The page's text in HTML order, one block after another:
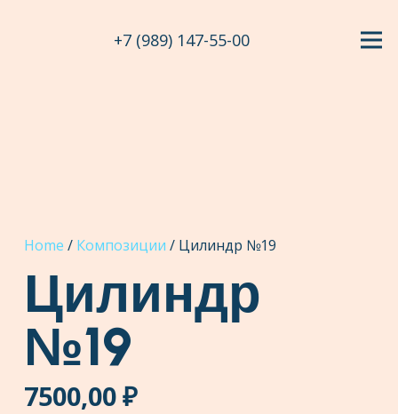
+7 (989) 147-55-00
Home / Композиции / Цилиндр №19
Цилиндр
№19
7500,00₽